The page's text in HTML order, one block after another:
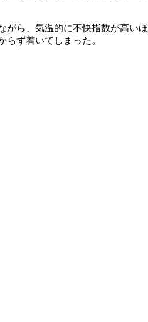
がら、気温的に不快指数が高いほ
ず着いてしまった。